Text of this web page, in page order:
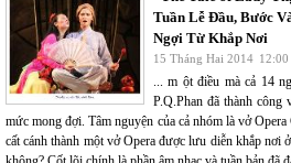
Tuần Lễ Đầu, Bước
Ngợi Từ Khắp Nơi
15 Tháng Hai 2014 12:00
... m ột điều mà cả 14
P.Q.Phan đã thành
mức mong đợi. Tâm nguyện của cả nhóm là vở
cất cánh thành một vở Opera được lưu diễn khắp nơi